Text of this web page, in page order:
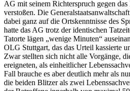
AG mit seinem Richterspruch gegen
verstoßen. Die
dabei ganz auf die Ortskenntnisse des
hatte das AG trotz der identischen
Tatorte lägen „wenige Minuten“
OLG Stuttgart, das das Urteil kassierte
Zwar stellten sich nicht alle Vorgänge,
ereigneten, als einheitlicher
Fall brauche es aber deutlich mehr als
die beiden Blitzer als zwei